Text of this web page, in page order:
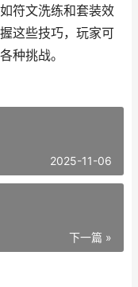
符文洗练和套装效
这些技巧，玩家可
种挑战。
2025-11-06
下一篇 »